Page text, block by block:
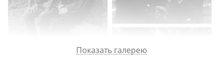
Показать галерею